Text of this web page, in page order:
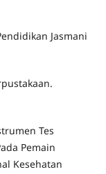
Jasmani
Tes
Pemain
Kesehatan